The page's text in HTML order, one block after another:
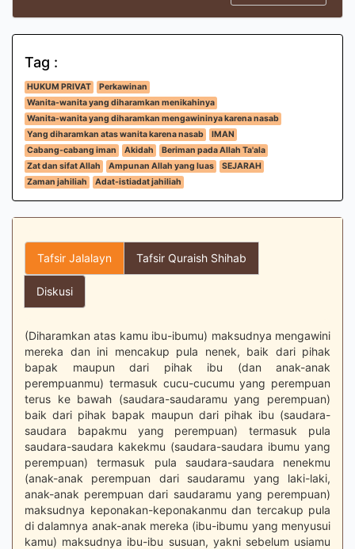
Tag :
HUKUM PRIVAT
Perkawinan
Wanita-wanita yang diharamkan menikahinya
Wanita-wanita yang diharamkan mengawininya karena nasab
Yang diharamkan atas wanita karena nasab
IMAN
Cabang-cabang iman
Akidah
Beriman pada Allah Ta'ala
Zat dan sifat Allah
Ampunan Allah yang luas
SEJARAH
Zaman jahiliah
Adat-istiadat jahiliah
Tafsir Jalalayn Tafsir Quraish Shihab
Diskusi
(Diharamkan atas kamu ibu-ibumu) maksudnya mengawini
mereka dan ini mencakup pula nenek, baik dari pihak
bapak maupun dari pihak ibu (dan anak-anak
perempuanmu) termasuk cucu-cucumu yang perempuan
terus ke bawah (saudara-saudaramu yang perempuan)
baik dari pihak bapak maupun dari pihak ibu (saudara-
saudara bapakmu yang perempuan) termasuk pula
saudara-saudara kakekmu (saudara-saudara ibumu yang
perempuan) termasuk pula saudara-saudara nenekmu
(anak-anak perempuan dari saudaramu yang laki-laki,
anak-anak perempuan dari saudaramu yang perempuan)
maksudnya keponakan-keponakanmu dan tercakup pula
di dalamnya anak-anak mereka (ibu-ibumu yang menyusui
kamu) maksudnya ibu-ibu susuan, yakni sebelum usiamu